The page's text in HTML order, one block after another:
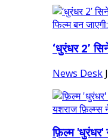
‘धुरंधर 2’
News Desk
फ़िल्म 'धुरंधर'